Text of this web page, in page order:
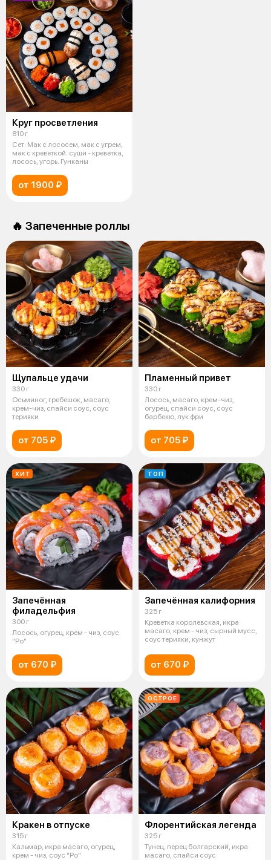
Круг просветления
810 г
Сет: Мак с лососем, мак с угрем,
мак с креветкой. суши - креветка,
лосось, угорь. Гунканы
от 1900 ₽
🔥 Запеченные роллы
Щупальце удачи
330 г
Осьминог, гребешок, масаго,
крем-чиз, спайси соус, соус
терияки
от 705 ₽
Пламенный привет
330 г
Лосось, масаго, крем-чиз,
огурец, спайси соус, соус
барбекю, лук фри
от 705 ₽
ХИТ
Запечённая
филадельфия
300 г
Лосось, огурец, крем - чиз, соус
"Ро"
от 670 ₽
ТОП
Запечённая калифорния
325 г
Креветка королевская, икра
масаго, крем - чиз, сырный мусс,
соус терияки, кунжут
от 670 ₽
Кракен в отпуске
315 г
Кальмар, икра масаго, огурец,
крем - чиз, соус "Ро"
ОСТРОЕ
Флорентийская легенда
325 г
Тунец, перец болгарский, икра
масаго, спайси соус